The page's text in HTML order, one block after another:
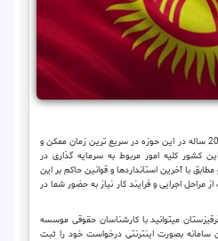
موسسه بین المللی ثبتا بواسطه قدمت 20 ساله در این حوزه در سریع ترین زمان ممکن و
کشور کلیه امور مربوط به سرمایه گذاری در
مطابق با آخرین استانداردها و قوانین حاکم بر این
اجرایی و فرایند کار نیاز به حضور شما در
میتوانید با کارشناسان حقوقی موسسه
بصورت اینترنتی درخواست خود را ثبت